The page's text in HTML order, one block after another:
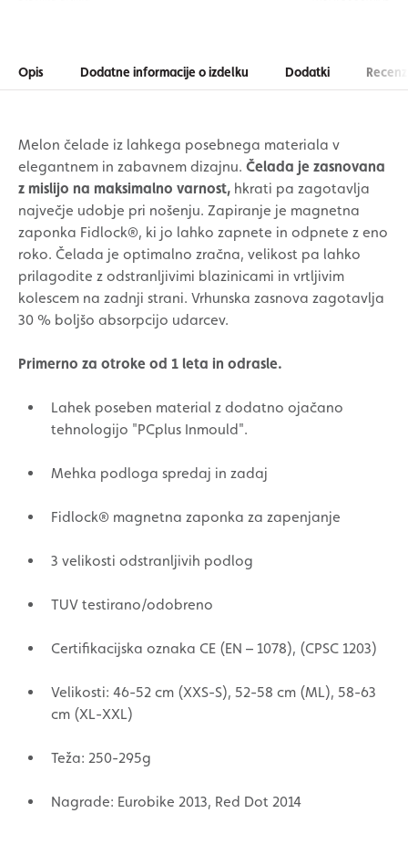
Opis Dodatne informacije o izdelku Dodatki
Melon čelade iz lahkega posebnega materiala v
elegantnem in zabavnem dizajnu. Čelada je zasnovana
z mislijo na maksimalno varnost, hkrati pa zagotavlja
največje udobje pri nošenju. Zapiranje je magnetna
zaponka Fidlock®, ki jo lahko zapnete in odpnete z eno
roko. Čelada je optimalno zračna, velikost pa lahko
prilagodite z odstranljivimi blazinicami in vrtljivim
kolescem na zadnji strani. Vrhunska zasnova zagotavlja
30 % boljšo absorpcijo udarcev.
Primerno za otroke od 1 leta in odrasle.
Lahek poseben material z dodatno ojačano
tehnologijo "PCplus Inmould".
Mehka podloga spredaj in zadaj
Fidlock® magnetna zaponka za zapenjanje
3 velikosti odstranljivih podlog
TUV testirano/odobreno
Certifikacijska oznaka CE (EN – 1078), (CPSC 1203)
Velikosti: 46-52 cm (XXS-S), 52-58 cm (ML), 58-63
cm (XL-XXL)
Teža: 250-295g
Nagrade: Eurobike 2013, Red Dot 2014